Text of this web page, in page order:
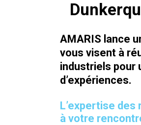
AMARIS lance
vous visent à
industriels pour
d’expériences.
L’expertise
à votre